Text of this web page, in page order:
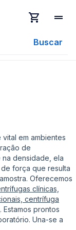
Buscar
em ambientes
de
na densidade, ela
força que resulta
Oferecemos
clínicas,
centrífuga
. Estamos prontos
Una-se a